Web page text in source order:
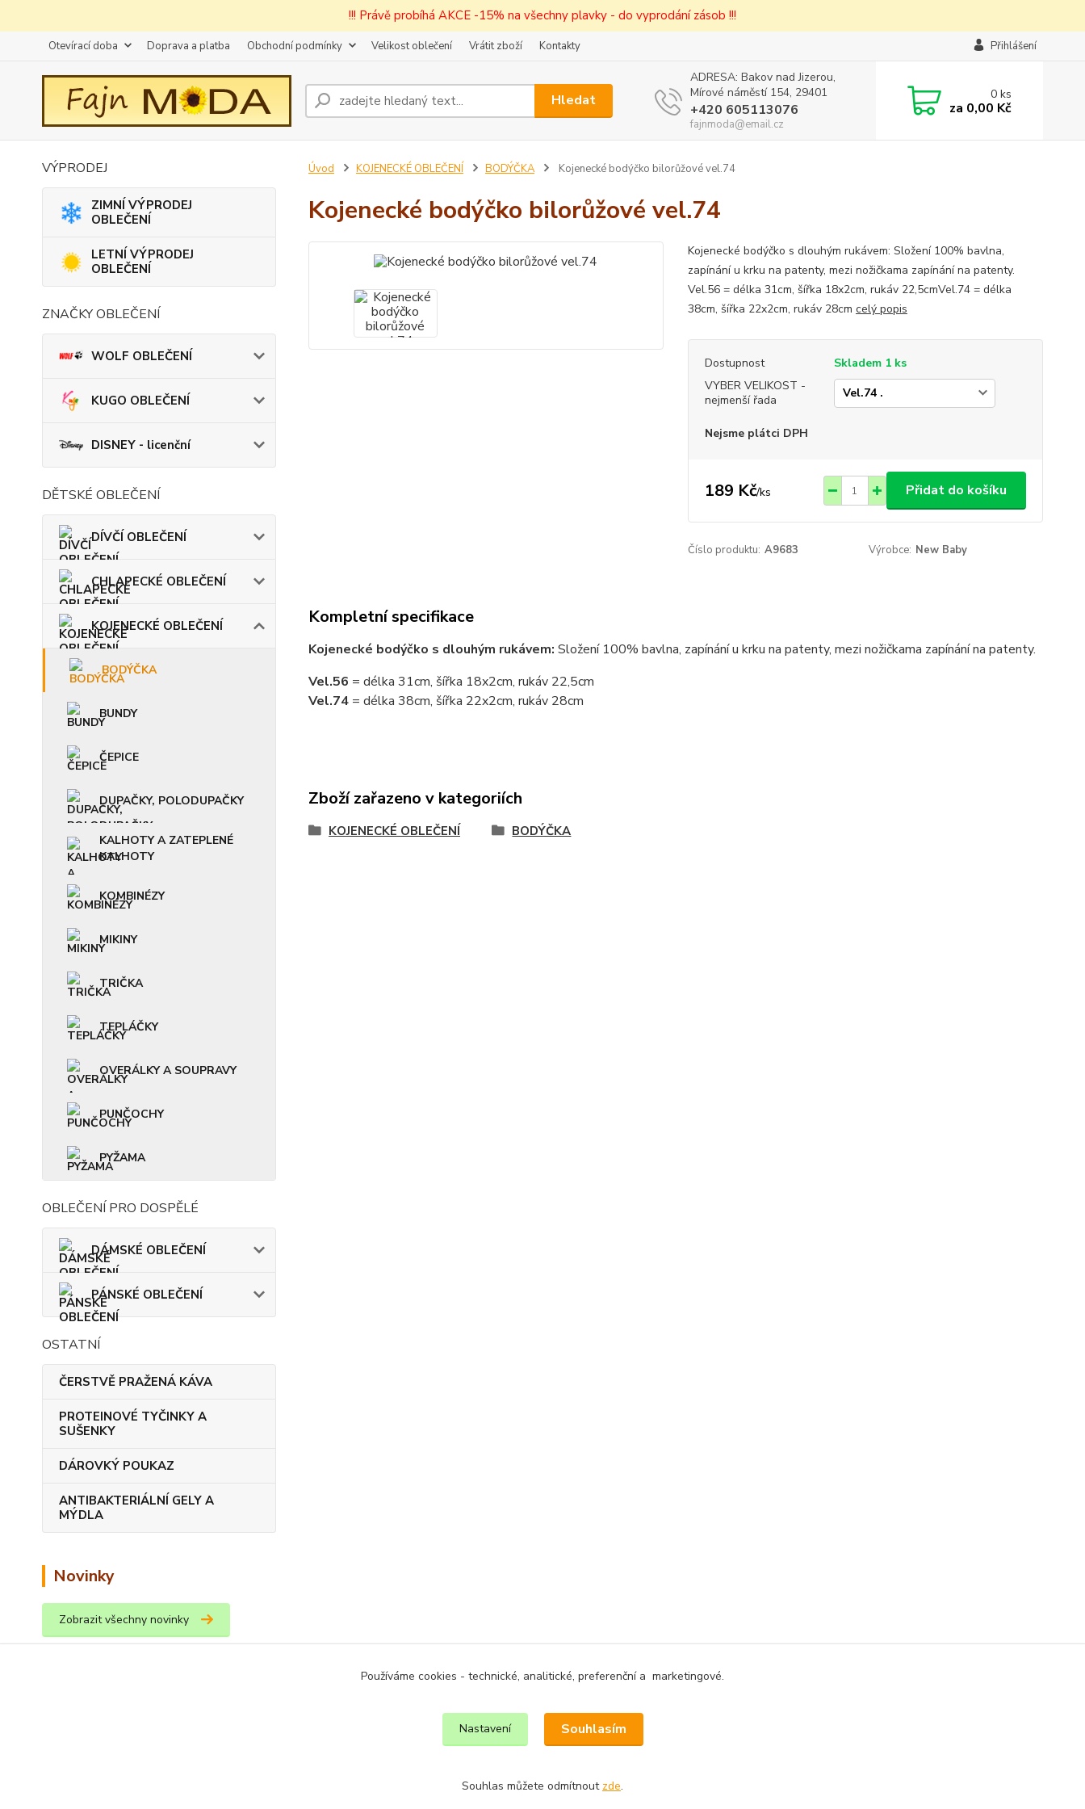
!!! Právě probíhá AKCE -15% na všechny plavky - do vyprodání zásob !!!
Otevírací doba Doprava a platba Obchodní podmínky Velikost oblečení Vrátit zboží Kontakty Přihlášení
Hledat
ADRESA: Bakov nad Jizerou,
Mírové náměstí 154, 29401
+420 605113076
fajnmoda@email.cz
0ks
za 0,00 Kč
VÝPRODEJ
ZIMNÍ VÝPRODEJ
OBLEČENÍ
LETNÍ VÝPRODEJ
OBLEČENÍ
ZNAČKY OBLEČENÍ
WOLF OBLEČENÍ
KUGO OBLEČENÍ
DISNEY - licenční
DĚTSKÉ OBLEČENÍ
DÍVČÍ OBLEČENÍ
CHLAPECKÉ OBLEČENÍ
KOJENECKÉ OBLEČENÍ
BODÝČKA
BUNDY
ČEPICE
DUPAČKY, POLODUPAČKY
KALHOTY A ZATEPLENÉ
KALHOTY
KOMBINÉZY
MIKINY
TRIČKA
TEPLÁČKY
OVERÁLKY A SOUPRAVY
PUNČOCHY
PYŽAMA
OBLEČENÍ PRO DOSPĚLÉ
DÁMSKÉ OBLEČENÍ
PÁNSKÉ OBLEČENÍ
OSTATNÍ
ČERSTVĚ PRAŽENÁ KÁVA
PROTEINOVÉ TYČINKY A
SUŠENKY
DÁROVKÝ POUKAZ
ANTIBAKTERIÁLNÍ GELY A
MÝDLA
Novinky
Zobrazit všechny novinky
Úvod KOJENECKÉ OBLEČENÍ BODÝČKA Kojenecké bodýčko bilorůžové vel.74
Kojenecké bodýčko bilorůžové vel.74
Kojenecké bodýčko s dlouhým rukávem: Složení 100% bavlna,
zapínání u krku na patenty, mezi nožičkama zapínání na patenty.
Vel.56 = délka 31cm, šířka 18x2cm, rukáv 22,5cmVel.74 = délka
38cm, šířka 22x2cm, rukáv 28cm celý popis
Dostupnost
Skladem 1 ks
VYBER VELIKOST -
nejmenší řada
Nejsme plátci DPH
189 Kč/ks Přidat do košíku
Číslo produktu: A9683 Výrobce: New Baby
Kompletní specifikace
Kojenecké bodýčko s dlouhým rukávem: Složení 100% bavlna, zapínání u krku na patenty, mezi nožičkama zapínání na patenty.
Vel.56 = délka 31cm, šířka 18x2cm, rukáv 22,5cm
Vel.74 = délka 38cm, šířka 22x2cm, rukáv 28cm
Zboží zařazeno v kategoriích
KOJENECKÉ OBLEČENÍ BODÝČKA
Používáme cookies - technické, analitické, preferenční a marketingové.
Nastavení Souhlasím
Souhlas můžete odmítnout zde.